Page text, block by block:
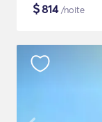
$814/noite